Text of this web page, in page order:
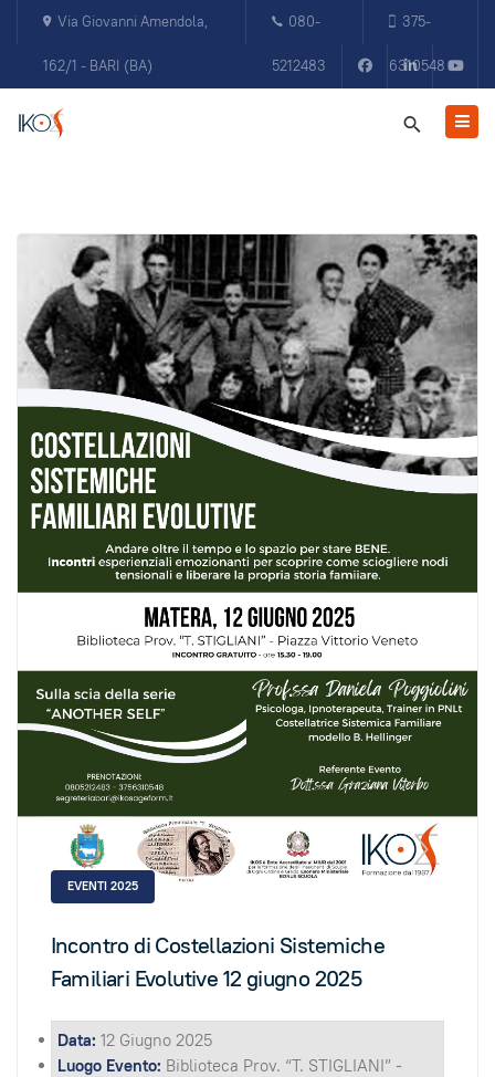
Via Giovanni Amendola,
162/1 - BARI (BA)
080-
5212483
375-
6310548
EVENTI 2025
Incontro di Costellazioni Sistemiche
Familiari Evolutive 12 giugno 2025
Data: 12 Giugno 2025
Luogo Evento: Biblioteca Prov. “T. STIGLIANI” -